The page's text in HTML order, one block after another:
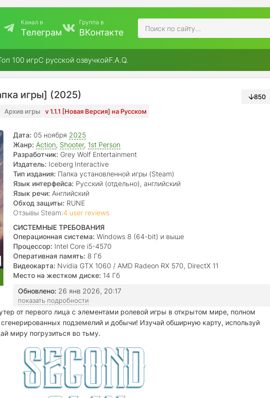
Канал в
Телеграм
Группа в
ВКонтакте
100 игрС русской озвучкойF.A.Q.
игры] (2025)
Архив игры v 1.1.1 [Новая Версия] на Русском
850
Дата: 05 ноября 2025
Жанр: Action, Shooter, 1st Person
Разработчик: Grey Wolf Entertainment
Издатель: Iceberg Interactive
Тип издания: Папка установленной игры (Steam)
Язык интерфейса: Русский (отдельно), английский
Язык речи: Английский
Обход защиты: RUNE
Отзывы Steam:4 user reviews
СИСТЕМНЫЕ ТРЕБОВАНИЯ
Операционная система: Windows 8 (64-bit) и выше
Процессор: Intel Core i5-4570
Оперативная память: 8 Гб
Видеокарта: Nvidia GTX 1060 / AMD Radeon RX 570, DirectX 11
Место на жестком диске: 14 Гб
Обновлено: 26 янв 2026, 20:17
показать подробности
от первого лица с элементами ролевой игры в открытом мире, полном
подземелий и добычи! Изучай обширную карту, используй
миру погрузиться во тьму.